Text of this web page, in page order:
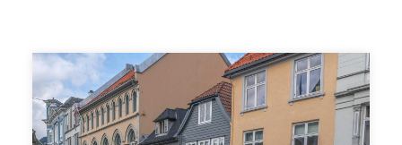
résultat n’est pas tout à fait le même.